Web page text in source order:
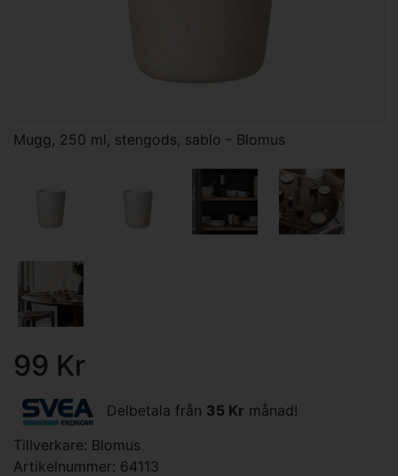
Mugg, 250 ml, stengods, sablo - Blomus
99 Kr
Delbetala från 35 Kr månad!
Tillverkare: Blomus
Artikelnummer: 64113